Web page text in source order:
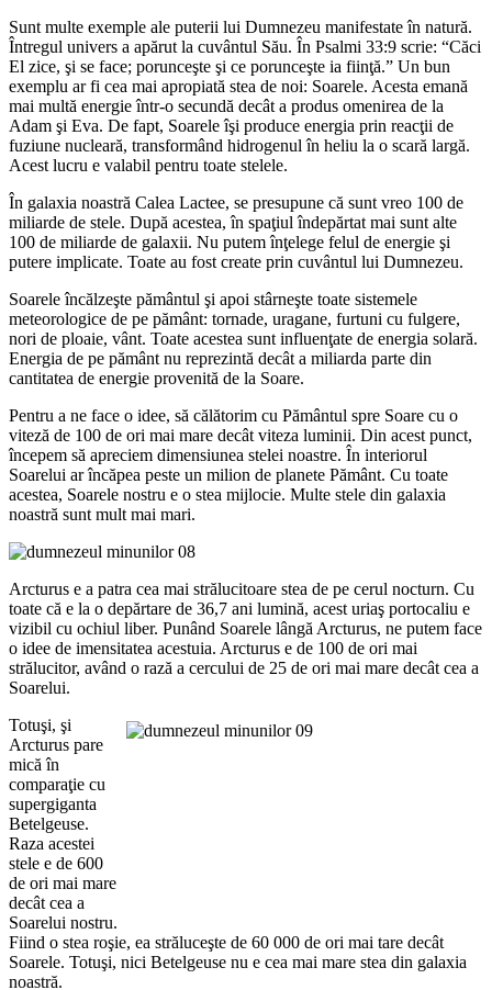
Sunt multe exemple ale puterii lui Dumnezeu manifestate în natură.
Întregul univers a apărut la cuvântul Său. În Psalmi 33:9 scrie: “Căci
El zice, şi se face; porunceşte şi ce porunceşte ia fiinţă.” Un bun
exemplu ar fi cea mai apropiată stea de noi: Soarele. Acesta emană
mai multă energie într-o secundă decât a produs omenirea de la
Adam şi Eva. De fapt, Soarele îşi produce energia prin reacţii de
fuziune nucleară, transformând hidrogenul în heliu la o scară largă.
Acest lucru e valabil pentru toate stelele.
În galaxia noastră Calea Lactee, se presupune că sunt vreo 100 de
miliarde de stele. După acestea, în spaţiul îndepărtat mai sunt alte
100 de miliarde de galaxii. Nu putem înţelege felul de energie şi
putere implicate. Toate au fost create prin cuvântul lui Dumnezeu.
Soarele încălzeşte pământul şi apoi stârneşte toate sistemele
meteorologice de pe pământ: tornade, uragane, furtuni cu fulgere,
nori de ploaie, vânt. Toate acestea sunt influenţate de energia solară.
Energia de pe pământ nu reprezintă decât a miliarda parte din
cantitatea de energie provenită de la Soare.
Pentru a ne face o idee, să călătorim cu Pământul spre Soare cu o
viteză de 100 de ori mai mare decât viteza luminii. Din acest punct,
începem să apreciem dimensiunea stelei noastre. În interiorul
Soarelui ar încăpea peste un milion de planete Pământ. Cu toate
acestea, Soarele nostru e o stea mijlocie. Multe stele din galaxia
noastră sunt mult mai mari.
Arcturus e a patra cea mai strălucitoare stea de pe cerul nocturn. Cu
toate că e la o depărtare de 36,7 ani lumină, acest uriaş portocaliu e
vizibil cu ochiul liber. Punând Soarele lângă Arcturus, ne putem face
o idee de imensitatea acestuia. Arcturus e de 100 de ori mai
strălucitor, având o rază a cercului de 25 de ori mai mare decât cea a
Soarelui.
Totuşi, şi
Arcturus pare
mică în
comparaţie cu
supergiganta
Betelgeuse.
Raza acestei
stele e de 600
de ori mai mare
decât cea a
Soarelui nostru.
Fiind o stea roşie, ea străluceşte de 60 000 de ori mai tare decât
Soarele. Totuşi, nici Betelgeuse nu e cea mai mare stea din galaxia
noastră.